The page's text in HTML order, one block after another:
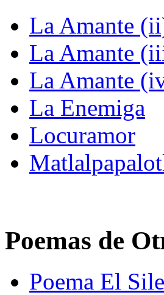
La Amante
La Amante
La Amante
La Enemiga
Locuramor
Poemas de
Poema El